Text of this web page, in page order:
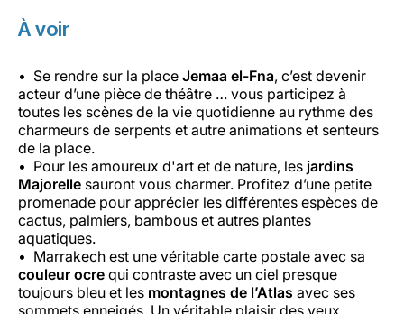
À voir
Se rendre sur la place Jemaa el-Fna, c’est devenir
acteur d’une pièce de théâtre … vous participez à
toutes les scènes de la vie quotidienne au rythme des
charmeurs de serpents et autre animations et senteurs
de la place.
Pour les amoureux d'art et de nature, les jardins
Majorelle sauront vous charmer. Profitez d’une petite
promenade pour apprécier les différentes espèces de
cactus, palmiers, bambous et autres plantes
aquatiques.
Marrakech est une véritable carte postale avec sa
couleur ocre qui contraste avec un ciel presque
toujours bleu et les montagnes de l’Atlas avec ses